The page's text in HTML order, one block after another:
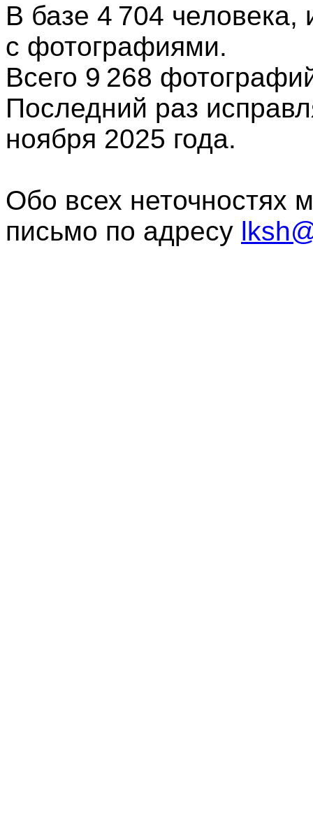
В базе 4 704 человека,
с фотографиями.
Всего 9 268
Последний раз
ноября 2025 года.
Обо всех неточностях
письмо по адресу